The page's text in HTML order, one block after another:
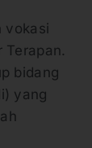
vokasi
Terapan.
bidang
yang